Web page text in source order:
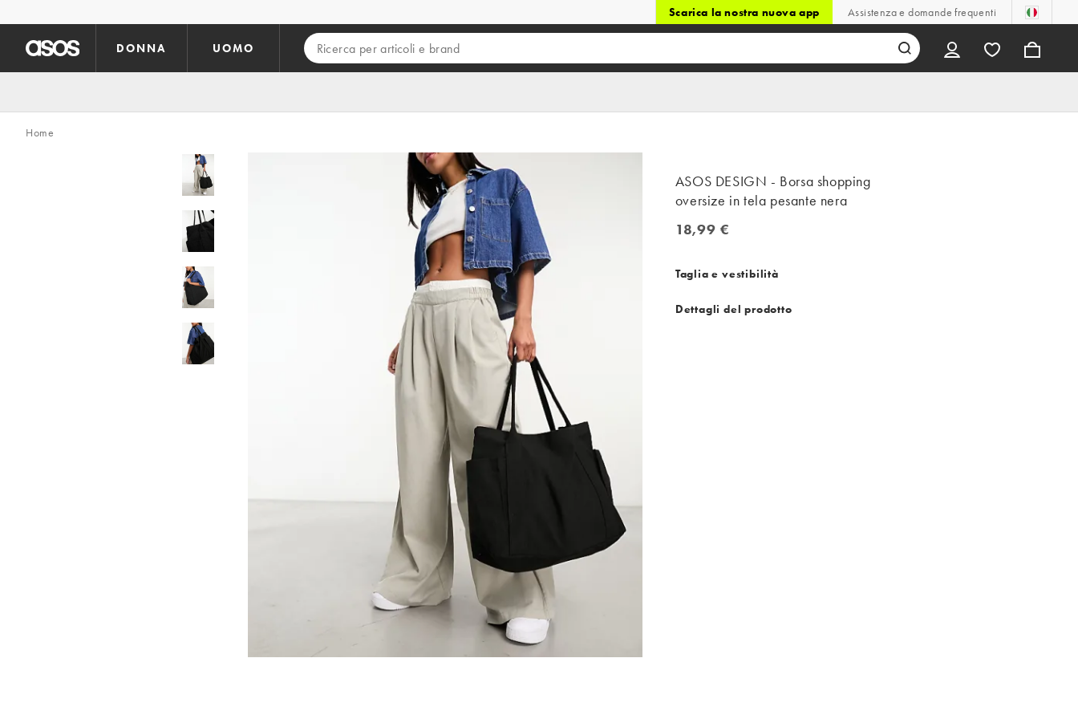
Scarica la nostra nuova app Assistenza e domande frequenti
DONNA UOMO
Home
ASOS DESIGN - Borsa shopping
oversize in tela pesante nera
18,99 €
18,99 €
Taglia e vestibilità
Dettagli del prodotto